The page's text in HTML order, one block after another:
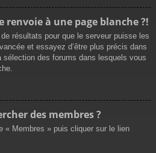
renvoie à une page blanche ?!
résultats pour que le serveur puisse les
et essayez d’être plus précis dans
des forums dans lesquels vous
des membres ?
« Membres » puis cliquer sur le lien